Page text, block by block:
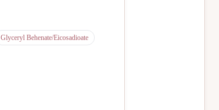
Glyceryl Behenate/Eicosadioate